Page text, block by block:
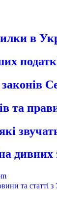
в
та
дивних